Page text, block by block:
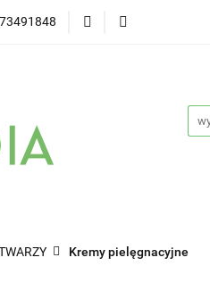
Producenci
Kremy pielęgnacyjne